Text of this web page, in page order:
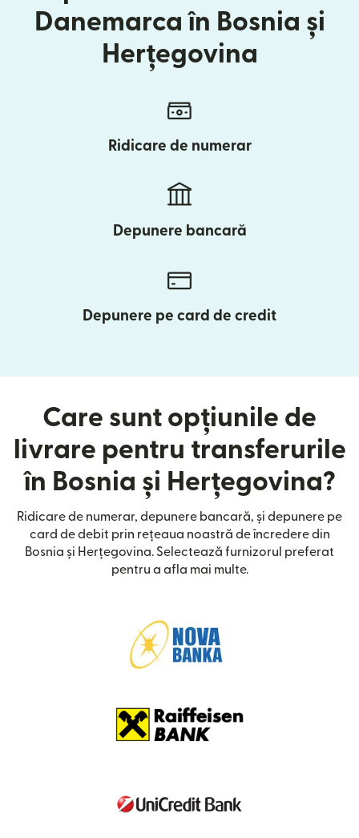
Danemarca în Bosnia și
Herțegovina
Ridicare de numerar
Depunere bancară
Depunere pe card de credit
Care sunt opțiunile de
livrare pentru transferurile
în Bosnia și Herțegovina?
Ridicare de numerar, depunere bancară, și depunere pe
card de debit prin rețeaua noastră de încredere din
Bosnia și Herțegovina. Selectează furnizorul preferat
pentru a afla mai multe.